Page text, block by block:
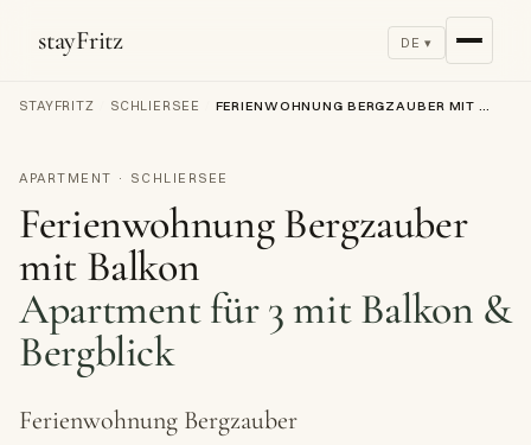
stayFritz DE ▾
STAYFRITZ SCHLIERSEE FERIENWOHNUNG BERGZAUBER MIT BALKON
APARTMENT · SCHLIERSEE
Ferienwohnung Bergzauber
mit Balkon
Apartment für 3 mit Balkon &
Bergblick
Ferienwohnung Bergzauber